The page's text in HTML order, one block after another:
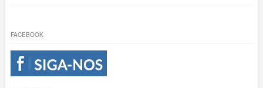
FACEBOOK